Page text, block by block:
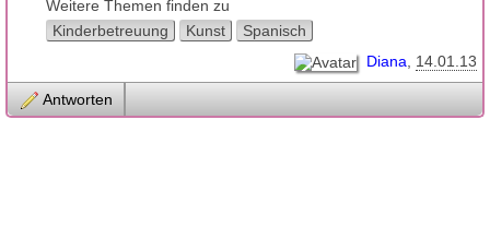
Weitere Themen finden zu
Kinderbetreuung
Kunst
Spanisch
Diana
14.01.13
Antworten